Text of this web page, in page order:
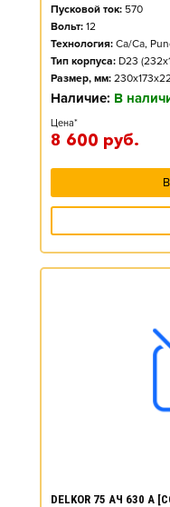
Пусковой ток: 570
Вольт: 12
Технология: Ca/Ca,
Тип корпуса: D23
Размер, мм:
Наличие: В
Цена*
8 600 руб.
DELKOR 75 АЧ 630 А